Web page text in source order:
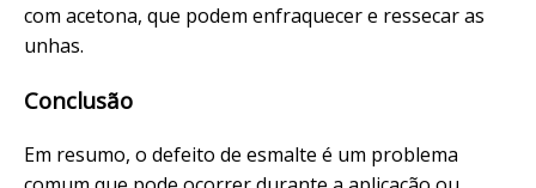
com acetona, que podem enfraquecer e ressecar as
unhas.
Conclusão
Em resumo, o defeito de esmalte é um problema